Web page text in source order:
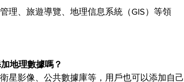
理、旅遊導覽、地理信息系統（GIS）等領
地理數據嗎？
星影像、公共數據庫等，用戶也可以添加自己